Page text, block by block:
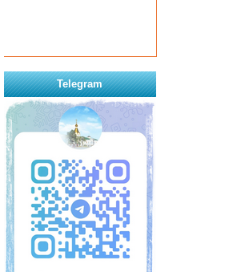
Telegram